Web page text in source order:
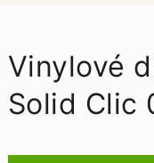
Vinylové
Solid Clic